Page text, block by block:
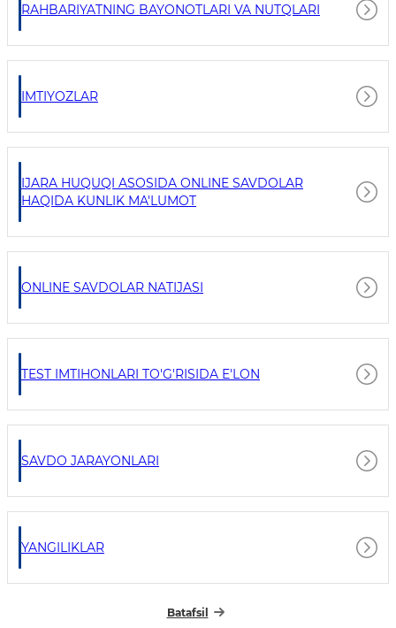
RAHBARIYATNING BAYONOTLARI VA NUTQLARI
IMTIYOZLAR
IJARA HUQUQI ASOSIDA ONLINE SAVDOLAR
HAQIDA KUNLIK MA'LUMOT
ONLINE SAVDOLAR NATIJASI
TEST IMTIHONLARI TO'G'RISIDA E'LON
SAVDO JARAYONLARI
YANGILIKLAR
Batafsil